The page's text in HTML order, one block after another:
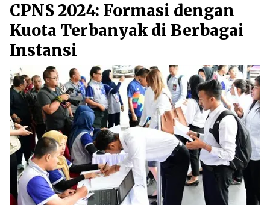
CPNS 2024: Formasi dengan
Kuota Terbanyak di Berbagai
Instansi